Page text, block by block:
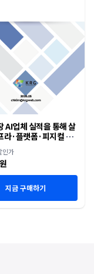
AI업체 실적을 통해 살
인가
지금 구매하기